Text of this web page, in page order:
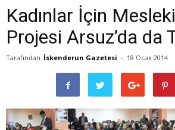
Gazetesi
Kadınlar İçin
Projesi Arsuz’da da
Tarafından İskenderun Gazetesi - 18 Ocak 2014